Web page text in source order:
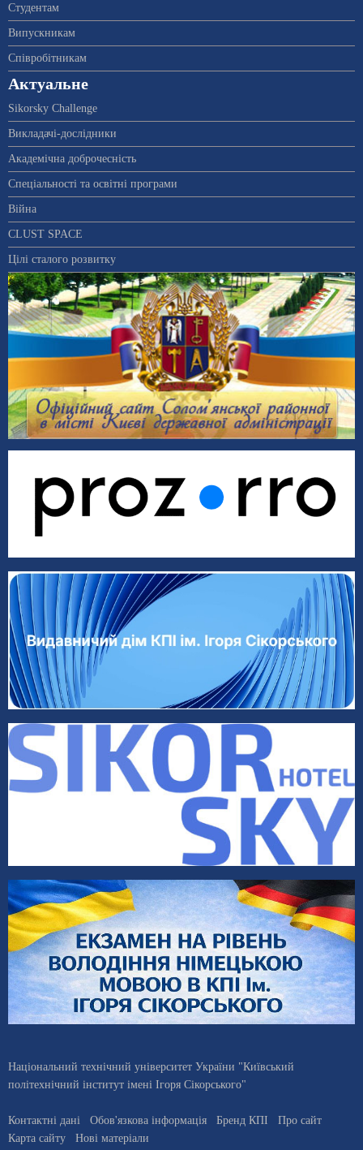
Студентам
Випускникам
Співробітникам
Актуальне
Sikorsky Challenge
Викладачі-дослідники
Академічна доброчесність
Спеціальності та освітні програми
Війна
CLUST SPACE
Цілі сталого розвитку
Національний технічний університет України "Київський
політехнічний інститут імені Ігоря Сікорського"
Контактні дані Обов'язкова інформація Бренд КПІ
Про сайт
Карта сайту
Нові матеріали